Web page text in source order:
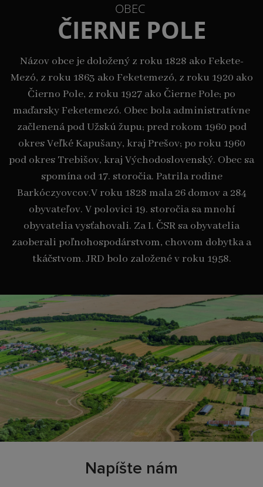
OBEC
ČIERNE POLE
Názov obce je doložený z roku 1828 ako Fekete-
Mezó, z roku 1863 ako Feketemezó, z roku 1920 ako
Čierno Pole, z roku 1927 ako Čierne Pole; po
maďarsky Feketemezó. Obec bola administratívne
začlenená pod Užskú župu; pred rokom 1960 pod
okres Veľké Kapušany, kraj Prešov; po roku 1960
pod okres Trebišov, kraj Východoslovenský. Obec sa
spomína od 17. storočia. Patrila rodine
Barkóczyovcov.V roku 1828 mala 26 domov a 284
obyvateľov. V polovici 19. storočia sa mnohí
obyvatelia vysťahovali. Za I. ČSR sa obyvatelia
zaoberali poľnohospodárstvom, chovom dobytka a
tkáčstvom. JRD bolo založené v roku 1958.
Napíšte nám